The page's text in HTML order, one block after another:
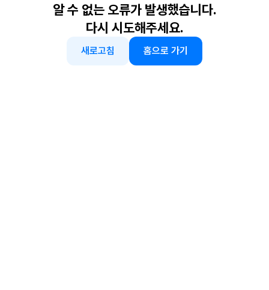
알 수 없는 오류가 발생했습니다.
다시 시도해주세요.
새로고침 홈으로 가기